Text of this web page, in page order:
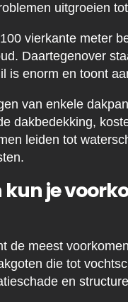
uitgroeien
vierkante meter
Daartegenover
is enorm en toont
van enkele
dakbedekking,
leiden tot
je
de meest
die tot
en